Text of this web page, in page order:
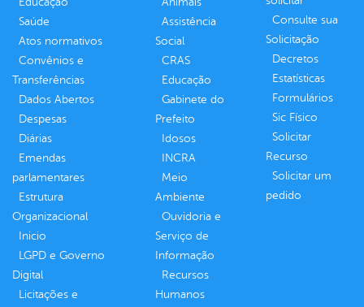
Saúde
Atos normativos
Convênios e
Transferências
Dados Abertos
Despesas
Diárias
Emendas
parlamentares
Estrutura
Organizacional
Inicio
LGPD e Governo
Digital
Licitações e
Assistência
Social
CRAS
Educação
Gabinete do
Prefeito
Idosos
INCRA
Meio
Ambiente
Ouvidoria e
Serviço de
Informação
Recursos
Humanos
Consulte sua
Solicitação
Decretos
Estatísticas
Formulários
Sic Físico
Solicitar
Recurso
Solicitar um
pedido